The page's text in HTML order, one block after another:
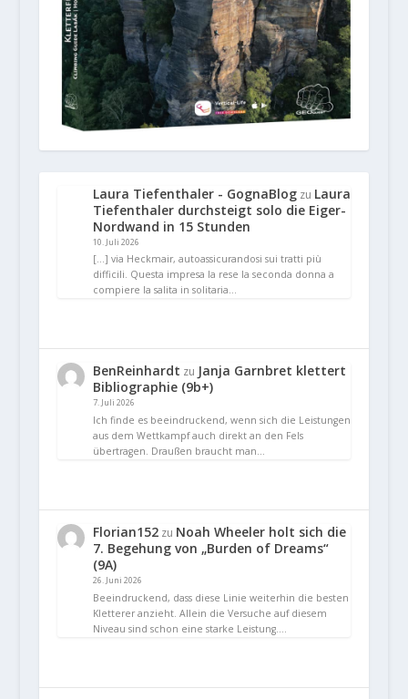
Laura Tiefenthaler - GognaBlogzu Laura
Tiefenthaler durchsteigt solo die Eiger-
Nordwand in 15 Stunden
10. Juli 2026
[…] via Heckmair, autoassicurandosi sui tratti più
difficili. Questa impresa la rese la seconda donna a
compiere la salita in solitaria…
BenReinhardt zu Janja Garnbret klettert
Bibliographie (9b+)
7. Juli 2026
Ich finde es beeindruckend, wenn sich die Leistungen
aus dem Wettkampf auch direkt an den Fels
übertragen. Draußen braucht man…
Florian152zu Noah Wheeler holt sich die
7. Begehung von „Burden of Dreams“
(9A)
26. Juni 2026
Beeindruckend, dass diese Linie weiterhin die besten
Kletterer anzieht. Allein die Versuche auf diesem
Niveau sind schon eine starke Leistung.…